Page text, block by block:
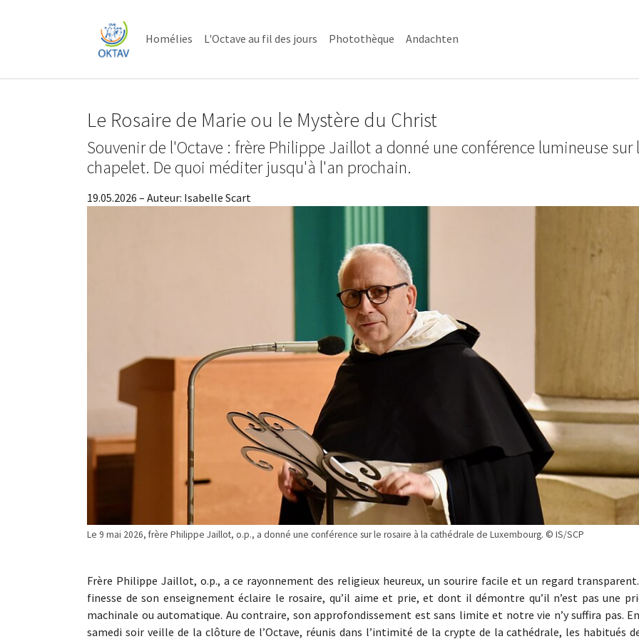
Homélies L'Octave au fil des jours Photothèque Andachten
Le 9 mai 2026, frère Philippe Jaillot, o.p., a donné une conférence sur le rosaire à la cathédrale de Luxembourg. © IS/SCP
Le Rosaire de Marie ou le Mystère du Christ
Souvenir de l'Octave : frère Philippe Jaillot a donné une conférence lumineuse sur
chapelet. De quoi méditer jusqu'à l'an prochain.
19.05.2026 – Auteur: Isabelle Scart
Frère Philippe Jaillot, o.p., a ce rayonnement des religieux heureux, un sourire facile et un regard
finesse de son enseignement éclaire le rosaire, qu’il aime et prie, et dont il démontre qu’il n’est pas une
machinale ou automatique. Au contraire, son approfondissement est sans limite et notre vie n’y suffira pas.
samedi soir veille de la clôture de l’Octave, réunis dans l’intimité de la crypte de la cathédrale, les habitués